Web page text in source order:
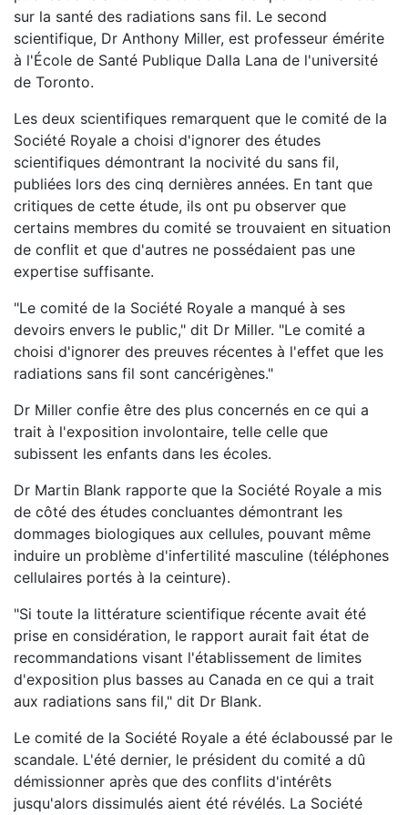
sur la santé des radiations sans fil. Le second
scientifique, Dr Anthony Miller, est professeur émérite
à l'École de Santé Publique Dalla Lana de l'université
de Toronto.
Les deux scientifiques remarquent que le comité de la
Société Royale a choisi d'ignorer des études
scientifiques démontrant la nocivité du sans fil,
publiées lors des cinq dernières années. En tant que
critiques de cette étude, ils ont pu observer que
certains membres du comité se trouvaient en situation
de conflit et que d'autres ne possédaient pas une
expertise suffisante.
"Le comité de la Société Royale a manqué à ses
devoirs envers le public," dit Dr Miller. "Le comité a
choisi d'ignorer des preuves récentes à l'effet que les
radiations sans fil sont cancérigènes."
Dr Miller confie être des plus concernés en ce qui a
trait à l'exposition involontaire, telle celle que
subissent les enfants dans les écoles.
Dr Martin Blank rapporte que la Société Royale a mis
de côté des études concluantes démontrant les
dommages biologiques aux cellules, pouvant même
induire un problème d'infertilité masculine (téléphones
cellulaires portés à la ceinture).
"Si toute la littérature scientifique récente avait été
prise en considération, le rapport aurait fait état de
recommandations visant l'établissement de limites
d'exposition plus basses au Canada en ce qui a trait
aux radiations sans fil," dit Dr Blank.
Le comité de la Société Royale a été éclaboussé par le
scandale. L'été dernier, le président du comité a dû
démissionner après que des conflits d'intérêts
jusqu'alors dissimulés aient été révélés. La Société